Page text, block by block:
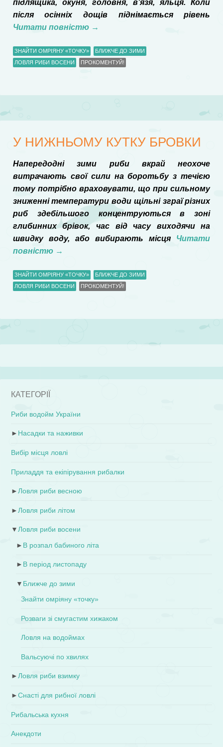
підлящика, окуня, головня, в’язя, яльця. Коли
після осінніх дощів піднімається рівень
Читати повністю →
ЗНАЙТИ ОМРІЯНУ «ТОЧКУ»
БЛИЖЧЕ ДО ЗИМИ
ЛОВЛЯ РИБИ ВОСЕНИ
ПРОКОМЕНТУЙ!
У НИЖНЬОМУ КУТКУ БРОВКИ
Напередодні зими риби вкрай неохоче
витрачають свої сили на боротьбу з течією
тому потрібно враховувати, що при сильному
зниженні температури води щільні зграї різних
риб здебільшого концентруються в зоні
глибинних брівок, час від часу виходячи на
швидку воду, або вибирають місця Читати
повністю →
ЗНАЙТИ ОМРІЯНУ «ТОЧКУ»
БЛИЖЧЕ ДО ЗИМИ
ЛОВЛЯ РИБИ ВОСЕНИ
ПРОКОМЕНТУЙ!
КАТЕГОРІЇ
Риби водойм України
► Насадки та наживки
Вибір місця ловлі
Приладдя та екіпірування рибалки
► Ловля риби весною
► Ловля риби літом
▼Ловля риби восени
► В розпал бабиного літа
► В період листопаду
▼ Ближче до зими
Знайти омріяну «точку»
Розваги зі смугастим хижаком
Ловля на водоймах
Вальсуючі по хвилях
►Ловля риби взимку
►Снасті для рибної ловлі
Рибальська кухня
Анекдоти